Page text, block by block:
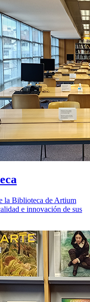
la Biblioteca de Artium
e innovación de sus